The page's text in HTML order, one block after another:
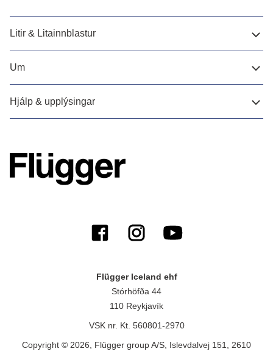
Litir & Litainnblastur
Um
Hjálp & upplýsingar
Flügger Iceland ehf
Stórhöfða 44
110 Reykjavík
VSK nr. Kt. 560801-2970
Copyright © 2026, Flügger group A/S, Islevdalvej 151, 2610